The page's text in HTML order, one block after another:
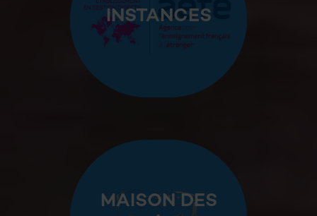
INSTANCES
MAISON DES